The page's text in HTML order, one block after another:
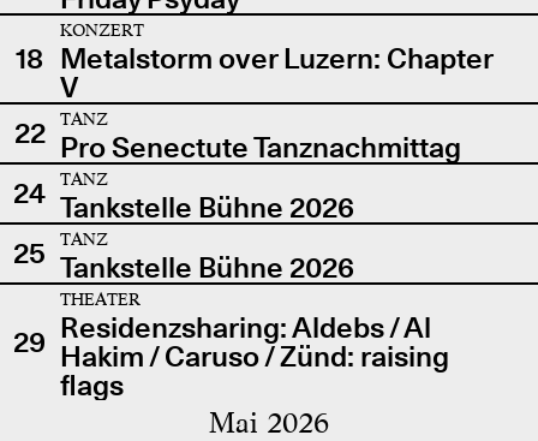
18
KONZERT
Metalstorm over Luzern: Chapter
V
22
TANZ
Pro Senectute Tanznachmittag
24
TANZ
Tankstelle Bühne 2026
25
TANZ
Tankstelle Bühne 2026
29
THEATER
Residenzsharing: Aldebs / Al
Hakim / Caruso / Zünd: raising
flags
Mai 2026